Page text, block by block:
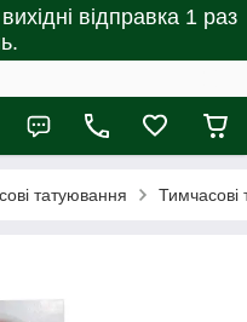
відправка 1 раз
татуювання